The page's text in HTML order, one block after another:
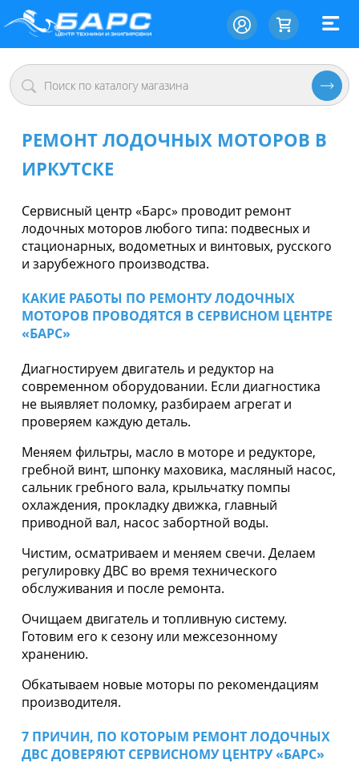
РЕМОНТ ЛОДОЧНЫХ МОТОРОВ В
ИРКУТСКЕ
Сервисный центр «Барс» проводит ремонт
лодочных моторов любого типа: подвесных и
стационарных, водометных и винтовых, русского
и зарубежного производства.
КАКИЕ РАБОТЫ ПО РЕМОНТУ ЛОДОЧНЫХ
МОТОРОВ ПРОВОДЯТСЯ В СЕРВИСНОМ ЦЕНТРЕ
«БАРС»
Диагностируем двигатель и редуктор на
современном оборудовании. Если диагностика
не выявляет поломку, разбираем агрегат и
проверяем каждую деталь.
Меняем фильтры, масло в моторе и редукторе,
гребной винт, шпонку маховика, масляный насос,
сальник гребного вала, крыльчатку помпы
охлаждения, прокладку движка, главный
приводной вал, насос забортной воды.
Чистим, осматриваем и меняем свечи. Делаем
регулировку ДВС во время технического
обслуживания и после ремонта.
Очищаем двигатель и топливную систему.
Готовим его к сезону или межсезонному
хранению.
Обкатываем новые моторы по рекомендациям
производителя.
7 ПРИЧИН, ПО КОТОРЫМ РЕМОНТ ЛОДОЧНЫХ
ДВС ДОВЕРЯЮТ СЕРВИСНОМУ ЦЕНТРУ «БАРС»